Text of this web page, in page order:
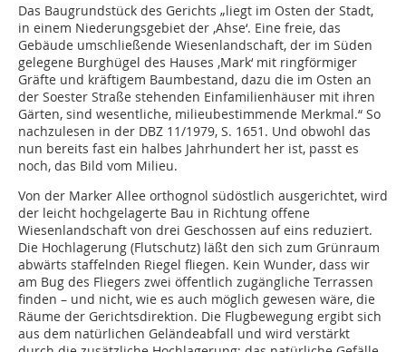
Das Baugrundstück des Gerichts „liegt im Osten der Stadt,
in einem Niederungsgebiet der ‚Ahse‘. Eine freie, das
Gebäude umschließende Wiesenlandschaft, der im Süden
gelegene Burghügel des Hauses ‚Mark‘ mit ringförmiger
Gräfte und kräftigem Baumbestand, dazu die im Osten an
der Soester Straße stehenden Einfamilienhäuser mit ihren
Gärten, sind wesentliche, milieubestimmende Merkmal.“ So
nachzulesen in der DBZ 11/1979, S. 1651. Und obwohl das
nun bereits fast ein halbes Jahrhundert her ist, passt es
noch, das Bild vom Milieu.
Von der Marker Allee orthognol südöstlich ausgerichtet, wird
der leicht hochgelagerte Bau in Richtung offene
Wiesenlandschaft von drei Geschossen auf eins reduziert.
Die Hochlagerung (Flutschutz) läßt den sich zum Grünraum
abwärts staffelnden Riegel fliegen. Kein Wunder, dass wir
am Bug des Fliegers zwei öffentlich zugängliche Terrassen
finden – und nicht, wie es auch möglich gewesen wäre, die
Räume der Gerichtsdirektion. Die Flugbewegung ergibt sich
aus dem natürlichen Geländeabfall und wird verstärkt